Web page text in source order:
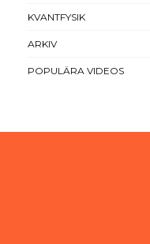
KVANTFYSIK
ARKIV
POPULÄRA VIDEOS